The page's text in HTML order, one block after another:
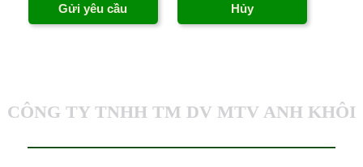
CÔNG TY TNHH TM DV MTV ANH KHÔI